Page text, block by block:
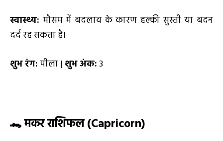
स्वास्थ्य: मौसम में बदलाव के कारण हल्की सुस्ती या बदन
दर्द रह सकता है।
शुभ रंग:पीला | शुभ अंक:3
🐊 मकर राशिफल (Capricorn)